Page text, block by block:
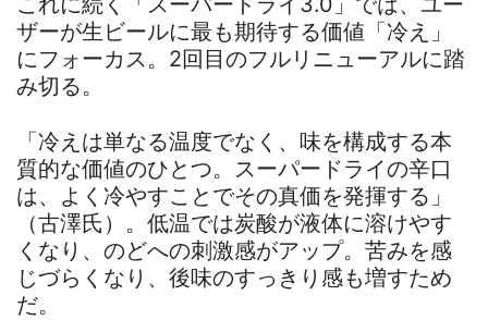
ザーが生ビールに最も期待する価値「冷え」
にフォーカス。2回目のフルリニューアルに踏
み切る。
「冷えは単なる温度でなく、味を構成する本
質的な価値のひとつ。スーパードライの辛口
は、よく冷やすことでその真価を発揮する」
（古澤氏）。低温では炭酸が液体に溶けやす
くなり、のどへの刺激感がアップ。苦みを感
じづらくなり、後味のすっきり感も増すため
だ。